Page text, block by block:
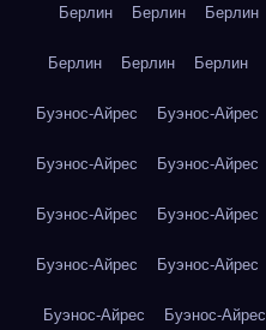
Берлин Берлин Берлин
Берлин Берлин Берлин
Буэнос-Айрес Буэнос-Айрес
Буэнос-Айрес Буэнос-Айрес
Буэнос-Айрес Буэнос-Айрес
Буэнос-Айрес Буэнос-Айрес
Буэнос-Айрес Буэнос-Айрес